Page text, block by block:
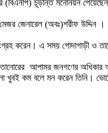
চূড়ান্ত মনোনয়ন পেয়েছেন
জেনারেল (অবঃ)শরীফ উদ্দিন ।
সংগ্রহ করেন। এ সময় গোদাগাড়ী
আপামর জনগণের অধিকার
খুবই কম বলে মন করেন তিনি।